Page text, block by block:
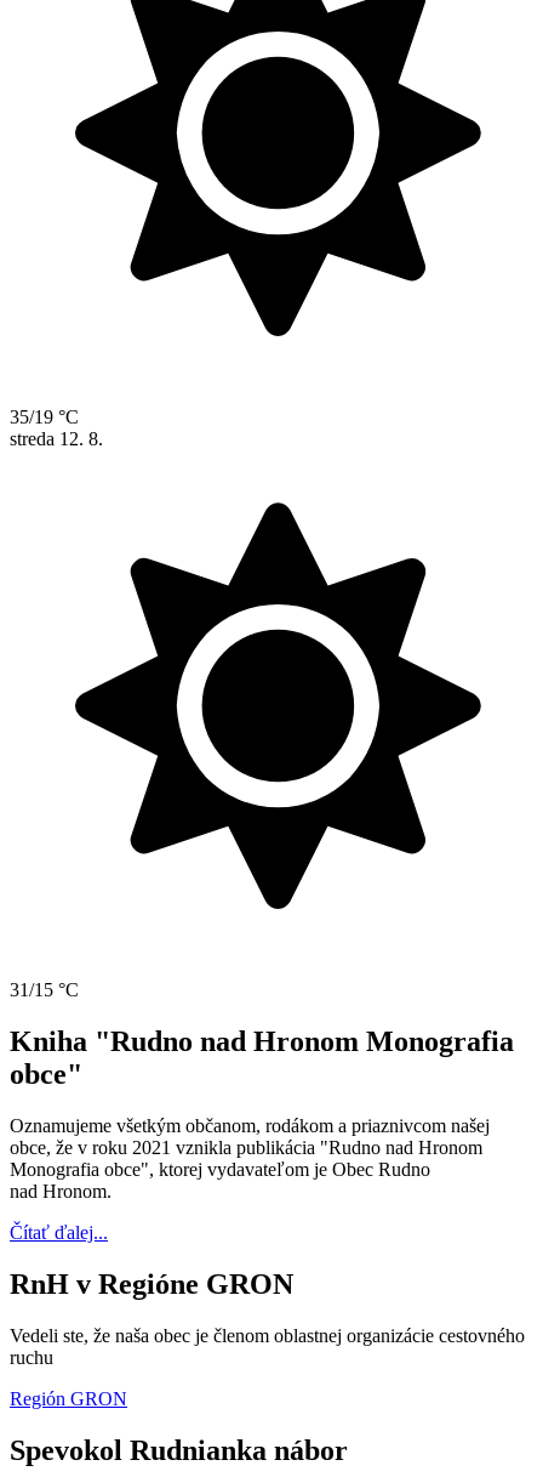
35/19 °C
streda 12. 8.
31/15 °C
Kniha "Rudno nad Hronom Monografia
obce"
Oznamujeme všetkým občanom, rodákom a priaznivcom našej
obce, že v roku 2021 vznikla publikácia "Rudno nad Hronom
Monografia obce", ktorej vydavateľom je Obec Rudno
nad Hronom.
Čítať ďalej...
RnH v Regióne GRON
Vedeli ste, že naša obec je členom oblastnej organizácie cestovného
ruchu
Región GRON
Spevokol Rudnianka nábor